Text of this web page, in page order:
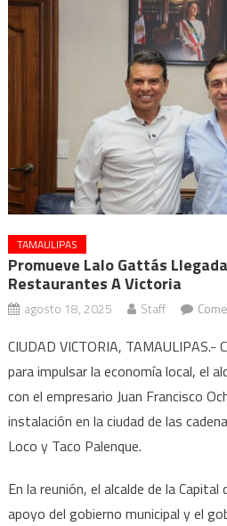
TAMAULIPAS
Promueve Lalo Gattás
Restaurantes A Victoria
agosto 18, 2025 Staff
CIUDAD VICTORIA,
para impulsar la economía local, el
con el empresario Juan Francisco
instalación en la ciudad de las
Loco y Taco Palenque.
En la reunión, el alcalde de la
apoyo del gobierno municipal y el